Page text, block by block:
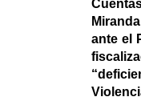
ante el